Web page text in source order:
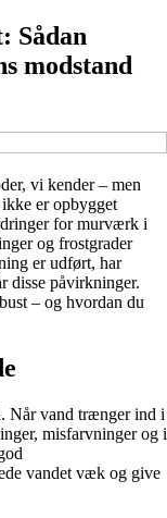
Sådan
modstand
vi kender – men
er opbygget
for murværk i
og frostgrader
er udført, har
disse påvirkninger.
– og hvordan du
Når vand trænger ind i
misfarvninger og i
vandet væk og give